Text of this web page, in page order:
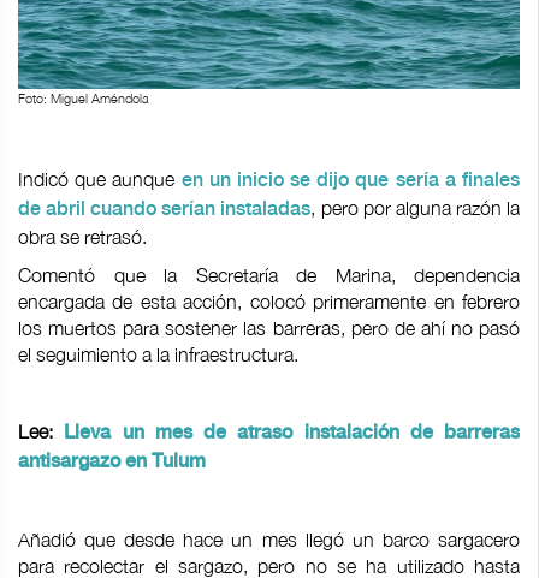
Foto: Miguel Améndola
Indicó que aunque en un inicio se dijo que sería a finales
de abril cuando serían instaladas, pero por alguna razón la
obra se retrasó.
Comentó que la Secretaría de Marina, dependencia
encargada de esta acción, colocó primeramente en febrero
los muertos para sostener las barreras, pero de ahí no pasó
el seguimiento a la infraestructura.
Lee:
Lleva un mes de atraso instalación de barreras
antisargazo en Tulum
Añadió que desde hace un mes llegó un barco sargacero
para recolectar el sargazo, pero no se ha utilizado hasta